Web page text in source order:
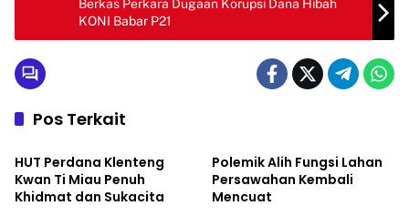
Berkas Perkara Dugaan Korupsi Dana Hibah
KONI Babar P21
Pos Terkait
HEADLINE
HUT Perdana Klenteng
Kwan Ti Miau Penuh
Khidmat dan Sukacita
Polemik Alih Fungsi Lahan
Persawahan Kembali
Mencuat
HEADLINE HEADLINE